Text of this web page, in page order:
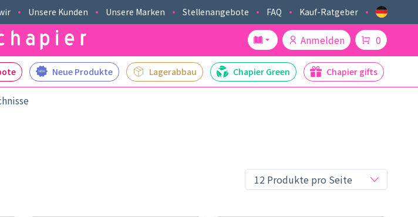
Unsere Kunden Unsere Marken Stellenangebote FAQ Kauf-Ratgeber
Anmelden 0
Neue Produkte Lagerabbau Chapier Green Chapier gifts